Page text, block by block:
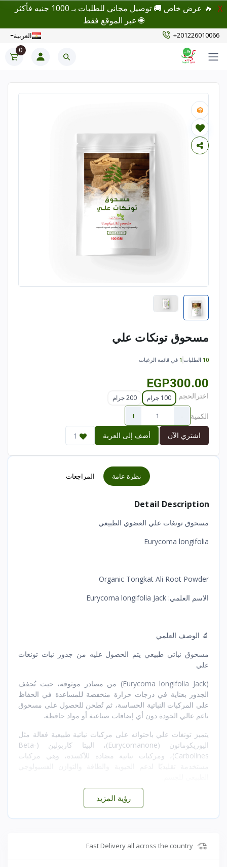
🔥 عرض خاص 🚚 توصيل مجاني للطلبات بـ 1000 جنيه فأكثر
🌐 عبر الموقع فقط
X
+201226010066 العربية
0
مسحوق تونكات علي
10 الطلبات 1 في قائمة الرغبات
EGP300.00
اخترالحجم 100 جرام 200 جرام
الكمية -
+
اشتري الآن أضف إلى العربة 1
نظرة عامة المراجعات
Detail Description
مسحوق تونغات علي العضوي الطبيعي
Eurycoma longifolia
Organic Tongkat Ali Root Powder
الاسم العلمي: Eurycoma longifolia Jack
🔬 الوصف العلمي
مسحوق نباتي طبيعي يتم الحصول عليه من جذور نبات تونغات
علي
(Eurycoma longifolia Jack) من مصادر موثوقة، حيث تُجفف
الجذور بعناية في درجات حرارة منخفضة للمساعدة في الحفاظ
على المركبات النباتية الحساسة، ثم تُطحن للحصول على مسحوق
ناعم عالي الجودة دون أي إضافات صناعية أو مواد حافظة.
يتميز تونغات علي باحتوائه على مركبات نباتية طبيعية فعالة مثل
اليوريكومانون (Eurycomanone)، البيتا كاربولين (Beta-
Carbolines)، ومركبات نباتية مضادة للأكسدة، وهي مركبات
مستخدمة تقليديًا لدعم الحيوية والطاقة والتوازن الفسيولوجي
غير مصنف كدواء
رؤية المزيد
Fast Delivery all across the country